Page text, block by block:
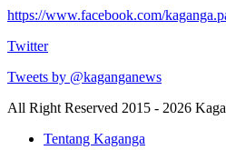
https://www.facebook.com/
Twitter
Tweets by @kaganganews
All Right Reserved 2015 - 2026
Tentang Kaganga